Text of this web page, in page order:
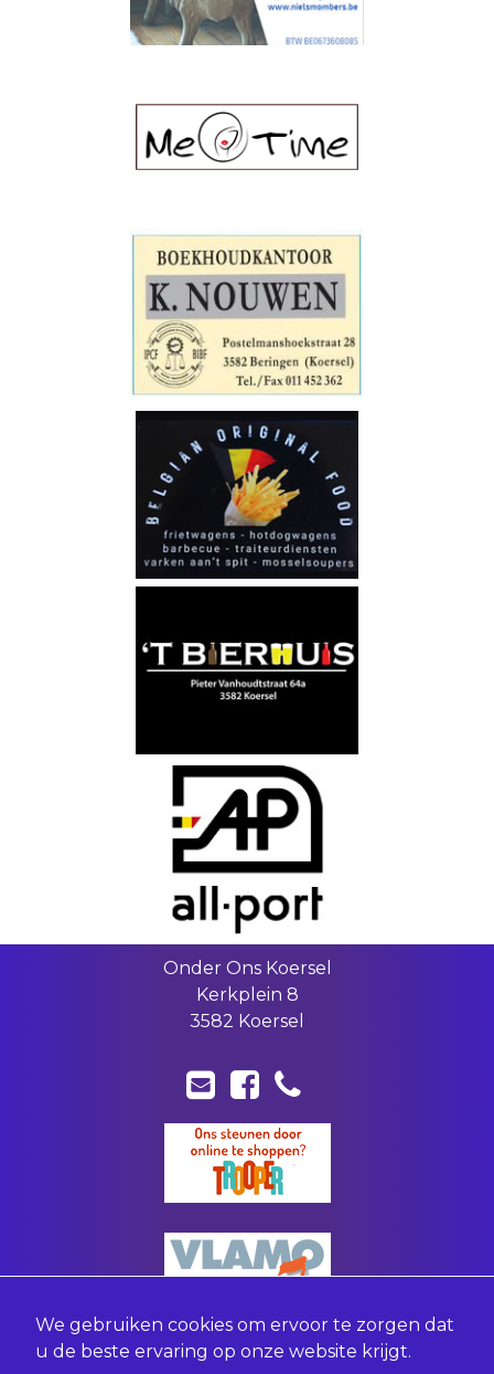
Onder Ons Koersel
Kerkplein 8
3582 Koersel
We gebruiken cookies om ervoor te zorgen dat
u de beste ervaring op onze website krijgt.
© 2026ONDER ONS KOERSEL